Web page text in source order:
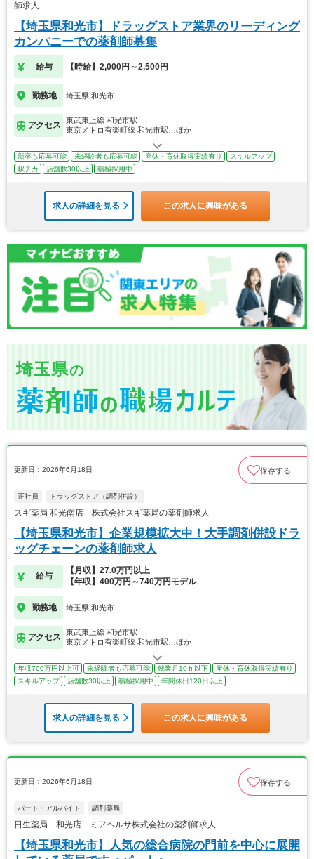
師求人
【埼玉県和光市】ドラッグストア業界のリーディング
カンパニーでの薬剤師募集
給与 【時給】2,000円～2,500円
勤務地 埼玉県 和光市
アクセス
東武東上線 和光市駅
東京メトロ有楽町線 和光市駅…ほか
新卒も応募可能 未経験者も応募可能 産休・育休取得実績有り
スキルアップ
駅チカ
店舗数30以上 積極採用中
求人の詳細を見る この求人に興味がある
埼玉県の
更新日：2026年6月18日 保存する
正社員 ドラッグストア（調剤併設）
スギ薬局 和光南店 株式会社スギ薬局の薬剤師求人
【埼玉県和光市】企業規模拡大中！大手調剤併設ドラ
ッグチェーンの薬剤師求人
給与
【月収】27.0万円以上
【年収】400万円～740万円モデル
勤務地 埼玉県 和光市
アクセス
東武東上線 和光市駅
東京メトロ有楽町線 和光市駅…ほか
年収700万円以上可 未経験者も応募可能 残業月10ｈ以下
産休・育休取得実績有り
スキルアップ
店舗数30以上 積極採用中 年間休日120日以上
求人の詳細を見る この求人に興味がある
更新日：2026年6月18日 保存する
パート・アルバイト 調剤薬局
日生薬局 和光店 ミアヘルサ株式会社の薬剤師求人
【埼玉県和光市】人気の総合病院の門前を中心に展開